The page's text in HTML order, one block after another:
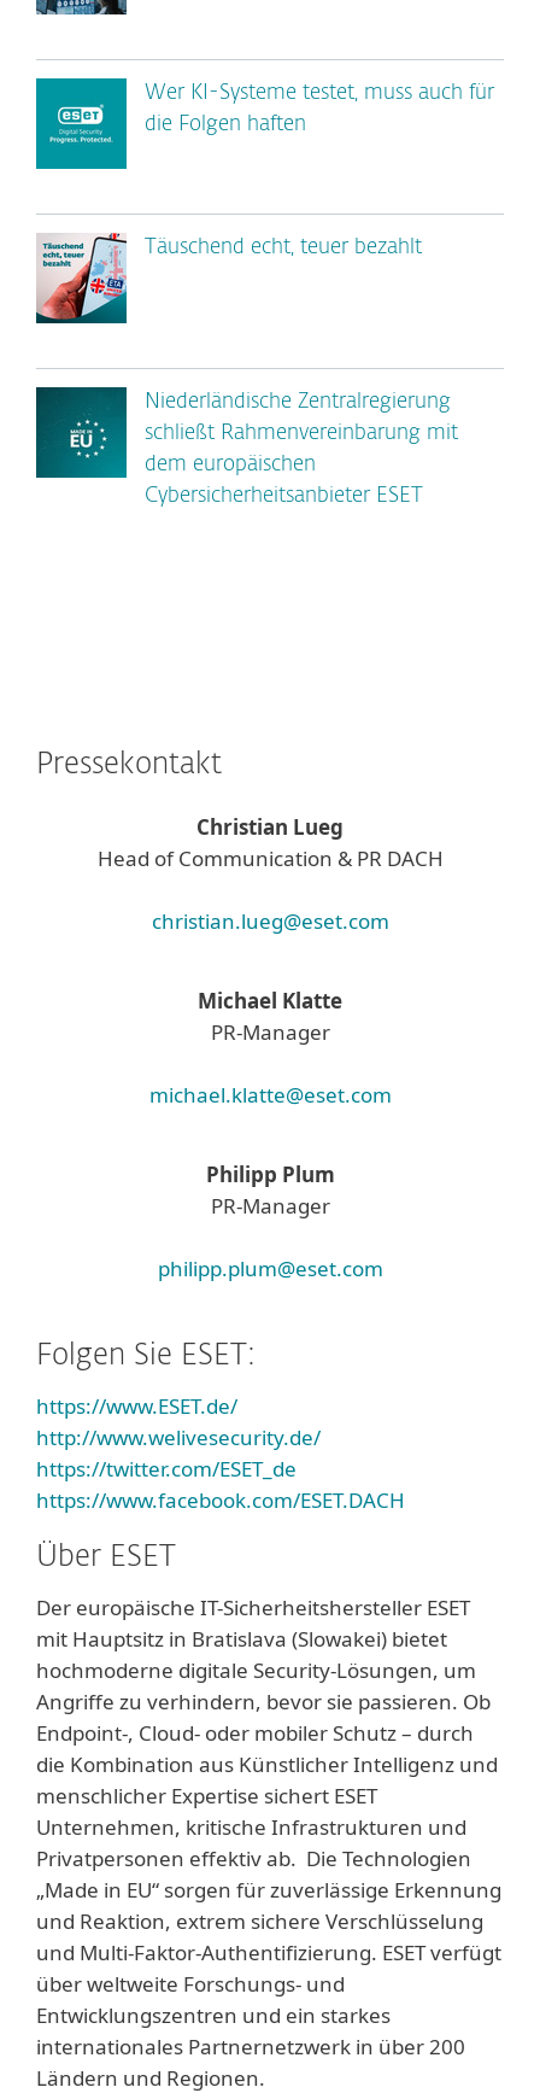
Wer KI-Systeme testet, muss auch für
die Folgen haften
Täuschend echt, teuer bezahlt
Niederländische Zentralregierung
schließt Rahmenvereinbarung mit
dem europäischen
Cybersicherheitsanbieter ESET
Pressekontakt
Christian Lueg
Head of Communication & PR DACH
christian.lueg@eset.com
Michael Klatte
PR-Manager
michael.klatte@eset.com
Philipp Plum
PR-Manager
philipp.plum@eset.com
Folgen Sie ESET:
https://www.ESET.de/
http://www.welivesecurity.de/
https://twitter.com/ESET_de
https://www.facebook.com/ESET.DACH
Über ESET
Der europäische IT-Sicherheitshersteller ESET
mit Hauptsitz in Bratislava (Slowakei) bietet
hochmoderne digitale Security-Lösungen, um
Angriffe zu verhindern, bevor sie passieren. Ob
Endpoint-, Cloud- oder mobiler Schutz – durch
die Kombination aus Künstlicher Intelligenz und
menschlicher Expertise sichert ESET
Unternehmen, kritische Infrastrukturen und
Privatpersonen effektiv ab. Die Technologien
„Made in EU“ sorgen für zuverlässige Erkennung
und Reaktion, extrem sichere Verschlüsselung
und Multi-Faktor-Authentifizierung. ESET verfügt
über weltweite Forschungs- und
Entwicklungszentren und ein starkes
internationales Partnernetzwerk in über 200
Ländern und Regionen.